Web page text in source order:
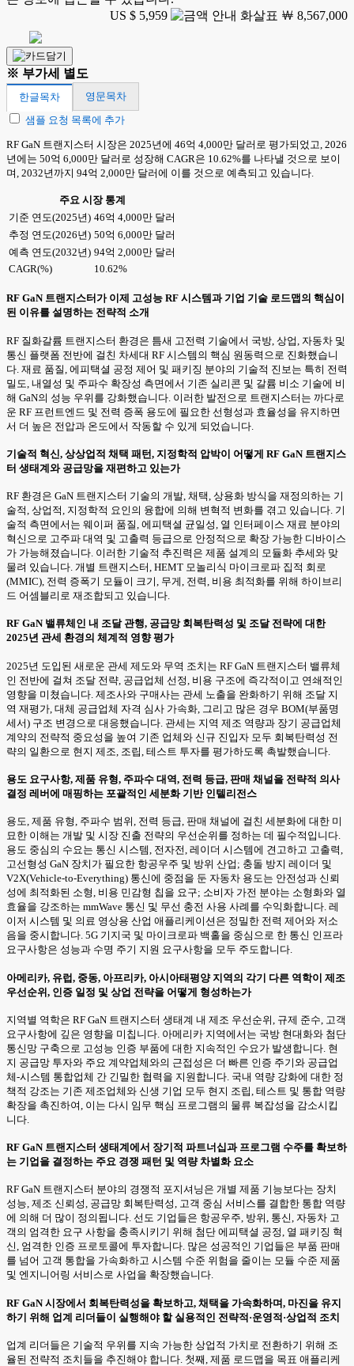
US $ 5,959
￦ 8,567,000
※ 부가세 별도
한글목차
영문목차
샘플 요청 목록에 추가
RF GaN 트랜지스터 시장은 2025년에 46억 4,000만 달러로 평가되었고, 2026
년에는 50억 6,000만 달러로 성장해 CAGR은 10.62%를 나타낼 것으로 보이
며, 2032년까지 94억 2,000만 달러에 이를 것으로 예측되고 있습니다.
주요 시장 통계
기준 연도(2025년) 46억 4,000만 달러
추정 연도(2026년) 50억 6,000만 달러
예측 연도(2032년) 94억 2,000만 달러
CAGR(%)
10.62%
RF GaN 트랜지스터가 이제 고성능 RF 시스템과 기업 기술 로드맵의 핵심이
된 이유를 설명하는 전략적 소개
RF 질화갈륨 트랜지스터 환경은 틈새 고전력 기술에서 국방, 상업, 자동차 및
통신 플랫폼 전반에 걸친 차세대 RF 시스템의 핵심 원동력으로 진화했습니
다. 재료 품질, 에피택셜 공정 제어 및 패키징 분야의 기술적 진보는 특히 전력
밀도, 내열성 및 주파수 확장성 측면에서 기존 실리콘 및 갈륨 비소 기술에 비
해 GaN의 성능 우위를 강화했습니다. 이러한 발전으로 트랜지스터는 까다로
운 RF 프런트엔드 및 전력 증폭 용도에 필요한 선형성과 효율성을 유지하면
서 더 높은 전압과 온도에서 작동할 수 있게 되었습니다.
기술적 혁신, 상상업적 채택 패턴, 지정학적 압박이 어떻게 RF GaN 트랜지스
터 생태계와 공급망을 재편하고 있는가
RF 환경은 GaN 트랜지스터 기술의 개발, 채택, 상용화 방식을 재정의하는 기
술적, 상업적, 지정학적 요인의 융합에 의해 변혁적 변화를 겪고 있습니다. 기
술적 측면에서는 웨이퍼 품질, 에피택셜 균일성, 열 인터페이스 재료 분야의
혁신으로 고주파 대역 및 고출력 등급으로 안정적으로 확장 가능한 디바이스
가 가능해졌습니다. 이러한 기술적 추진력은 제품 설계의 모듈화 추세와 맞
물려 있습니다. 개별 트랜지스터, HEMT 모놀리식 마이크로파 집적 회로
(MMIC), 전력 증폭기 모듈이 크기, 무게, 전력, 비용 최적화를 위해 하이브리
드 어셈블리로 재조합되고 있습니다.
RF GaN 밸류체인 내 조달 관행, 공급망 회복탄력성 및 조달 전략에 대한
2025년 관세 환경의 체계적 영향 평가
2025년 도입된 새로운 관세 제도와 무역 조치는 RF GaN 트랜지스터 밸류체
인 전반에 걸쳐 조달 전략, 공급업체 선정, 비용 구조에 즉각적이고 연쇄적인
영향을 미쳤습니다. 제조사와 구매사는 관세 노출을 완화하기 위해 조달 지
역 재평가, 대체 공급업체 자격 심사 가속화, 그리고 많은 경우 BOM(부품명
세서) 구조 변경으로 대응했습니다. 관세는 지역 제조 역량과 장기 공급업체
계약의 전략적 중요성을 높여 기존 업체와 신규 진입자 모두 회복탄력성 전
략의 일환으로 현지 제조, 조립, 테스트 투자를 평가하도록 촉발했습니다.
용도 요구사항, 제품 유형, 주파수 대역, 전력 등급, 판매 채널을 전략적 의사
결정 레버에 매핑하는 포괄적인 세분화 기반 인텔리전스
용도, 제품 유형, 주파수 범위, 전력 등급, 판매 채널에 걸친 세분화에 대한 미
묘한 이해는 개발 및 시장 진출 전략의 우선순위를 정하는 데 필수적입니다.
용도 중심의 수요는 통신 시스템, 전자전, 레이더 시스템에 견고하고 고출력,
고선형성 GaN 장치가 필요한 항공우주 및 방위 산업; 충돌 방지 레이더 및
V2X(Vehicle-to-Everything) 통신에 중점을 둔 자동차 용도는 안전성과 신뢰
성에 최적화된 소형, 비용 민감형 칩을 요구; 소비자 가전 분야는 소형화와 열
효율을 강조하는 mmWave 통신 및 무선 충전 사용 사례를 수익화합니다. 레
이저 시스템 및 의료 영상용 산업 애플리케이션은 정밀한 전력 제어와 저소
음을 중시합니다. 5G 기지국 및 마이크로파 백홀을 중심으로 한 통신 인프라
요구사항은 성능과 수명 주기 지원 요구사항을 모두 주도합니다.
아메리카, 유럽, 중동, 아프리카, 아시아태평양 지역의 각기 다른 역학이 제조
우선순위, 인증 일정 및 상업 전략을 어떻게 형성하는가
지역별 역학은 RF GaN 트랜지스터 생태계 내 제조 우선순위, 규제 준수, 고객
요구사항에 깊은 영향을 미칩니다. 아메리카 지역에서는 국방 현대화와 첨단
통신망 구축으로 고성능 인증 부품에 대한 지속적인 수요가 발생합니다. 현
지 공급망 투자와 주요 계약업체와의 근접성은 더 빠른 인증 주기와 공급업
체-시스템 통합업체 간 긴밀한 협력을 지원합니다. 국내 역량 강화에 대한 정
책적 강조는 기존 제조업체와 신생 기업 모두 현지 조립, 테스트 및 통합 역량
확장을 촉진하여, 이는 다시 임무 핵심 프로그램의 물류 복잡성을 감소시킵
니다.
RF GaN 트랜지스터 생태계에서 장기적 파트너십과 프로그램 수주를 확보하
는 기업을 결정하는 주요 경쟁 패턴 및 역량 차별화 요소
RF GaN 트랜지스터 분야의 경쟁적 포지셔닝은 개별 제품 기능보다는 장치
성능, 제조 신뢰성, 공급망 회복탄력성, 고객 중심 서비스를 결합한 통합 역량
에 의해 더 많이 정의됩니다. 선도 기업들은 항공우주, 방위, 통신, 자동차 고
객의 엄격한 요구 사항을 충족시키기 위해 첨단 에피택셜 공정, 열 패키징 혁
신, 엄격한 인증 프로토콜에 투자합니다. 많은 성공적인 기업들은 부품 판매
를 넘어 고객 통합을 가속화하고 시스템 수준 위험을 줄이는 모듈 수준 제품
및 엔지니어링 서비스로 사업을 확장했습니다.
RF GaN 시장에서 회복탄력성을 확보하고, 채택을 가속화하며, 마진을 유지
하기 위해 업계 리더들이 실행해야 할 실용적인 전략적·운영적·상업적 조치
업계 리더들은 기술적 우위를 지속 가능한 상업적 가치로 전환하기 위해 조
율된 전략적 조치들을 추진해야 합니다. 첫째, 제품 로드맵을 목표 애플리케